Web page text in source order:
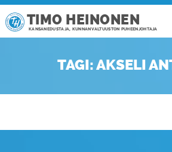
TIMO HEINONEN
KANSANEDUSTAJA, KUNNANVALTUUSTON PUHEENJOHTAJA
TAGI: AKSELI